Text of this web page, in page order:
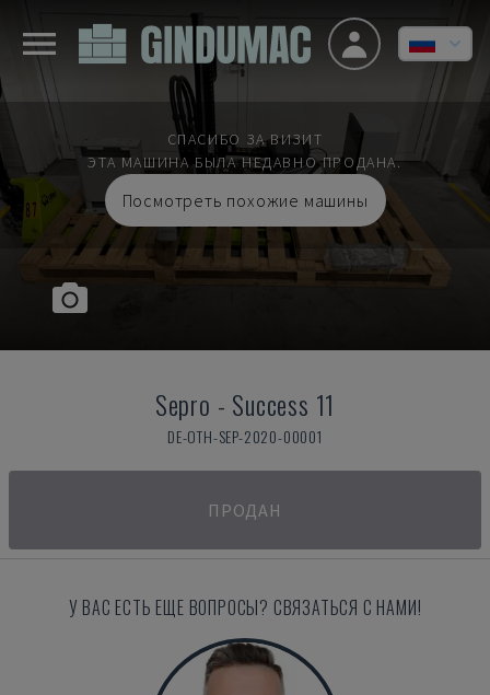
СПАСИБО ЗА ВИЗИТ
ЭТА МАШИНА БЫЛА НЕДАВНО ПРОДАНА.
Посмотреть похожие машины
Sepro - Success 11
DE-OTH-SEP-2020-00001
ПРОДАН
У ВАС ЕСТЬ ЕЩЕ ВОПРОСЫ? СВЯЗАТЬСЯ С НАМИ!